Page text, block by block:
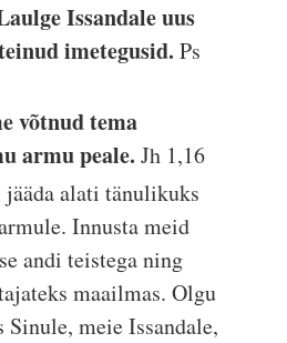
Issandale uus
imetegusid.Ps
võtnud tema
armu peale.Jh 1,16
alati tänulikuks
Innusta meid
andi teistega ning
maailmas. Olgu
meie Issandale,